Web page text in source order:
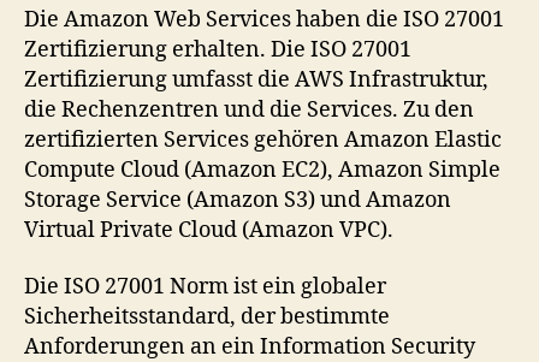
ISO
27001
Zertifizierung
Die Amazon Web Services haben die ISO 27001
Zertifizierung erhalten. Die ISO 27001
Zertifizierung umfasst die AWS Infrastruktur,
die Rechenzentren und die Services. Zu den
zertifizierten Services gehören Amazon Elastic
Compute Cloud (Amazon EC2), Amazon Simple
Storage Service (Amazon S3) und Amazon
Virtual Private Cloud (Amazon VPC).
Die ISO 27001 Norm ist ein globaler
Sicherheitsstandard, der bestimmte
Anforderungen an ein Information Security